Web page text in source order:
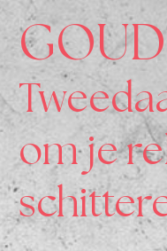
om je